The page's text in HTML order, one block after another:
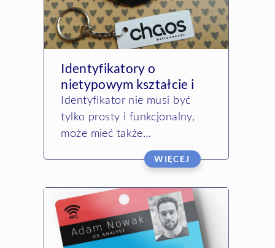
Identyfikatory o
nietypowym kształcie i
formacie
Identyfikator nie musi być
tylko prosty i funkcjonalny,
może mieć także
niestandardowy rozmiar,
oryginalny wygląd lub wręcz
zaprojektowany zgodnie z
wizualną identyfikacją twej
firmy …
WIĘCEJ